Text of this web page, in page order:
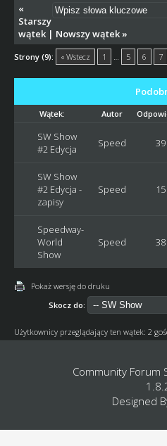
«
Starszy
wątek| Nowszy wątek»
Strony (9): « Wstecz 1 … 5 6 7
Wątek: Autor
SW Show
#2 Edycja
Speed 39
SW Show
#2 Edycja -
zapisy
Speed 15
Speedway-
World
Show
Speed 38
Pokaż wersję do druku
Skocz do:
Użytkownicy przeglądający ten wątek: 2
Community Forum
Designed